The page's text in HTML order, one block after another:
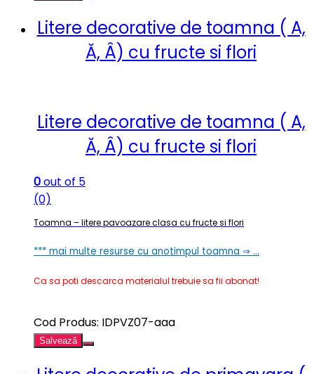
Litere decorative de toamna ( A,
Ă, Â) cu fructe si flori
Litere decorative de toamna ( A,
Ă, Â) cu fructe si flori
0out of 5
(0)
Toamna – litere pavoazare clasa cu fructe si flori
*** mai multe resurse cu anotimpul toamna ⇒ …
Ca sa poti descarca materialul trebuie sa fii abonat!
Cod Produs: IDPVZ07-aaa
Salvează